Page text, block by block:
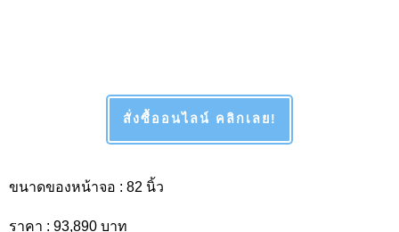
สั่งซื้ออนไลน์ คลิกเลย!
ขนาดของหน้าจอ : 82 นิ้ว
ราคา : 93,890 บาท